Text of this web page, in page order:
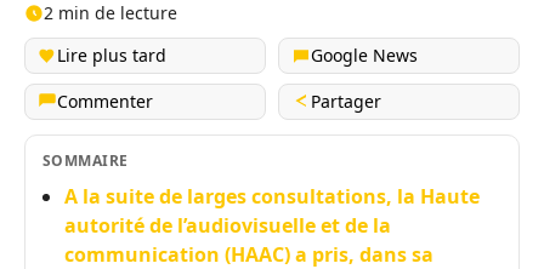
2 min de lecture
Lire plus tard
Google News
Commenter
Partager
SOMMAIRE
A la suite de larges consultations, la Haute
autorité de l’audiovisuelle et de la
communication (HAAC) a pris, dans sa